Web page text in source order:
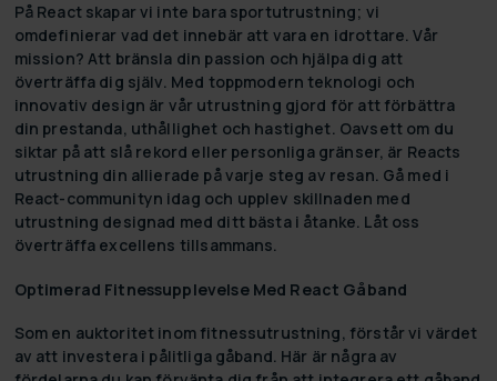
På React skapar vi inte bara sportutrustning; vi
omdefinierar vad det innebär att vara en idrottare. Vår
mission? Att bränsla din passion och hjälpa dig att
överträffa dig själv. Med toppmodern teknologi och
innovativ design är vår utrustning gjord för att förbättra
din prestanda, uthållighet och hastighet. Oavsett om du
siktar på att slå rekord eller personliga gränser, är Reacts
utrustning din allierade på varje steg av resan. Gå med i
React-communityn idag och upplev skillnaden med
utrustning designad med ditt bästa i åtanke. Låt oss
överträffa excellens tillsammans.
Optimerad Fitnessupplevelse Med React Gåband
Som en auktoritet inom fitnessutrustning, förstår vi värdet
av att investera i pålitliga gåband. Här är några av